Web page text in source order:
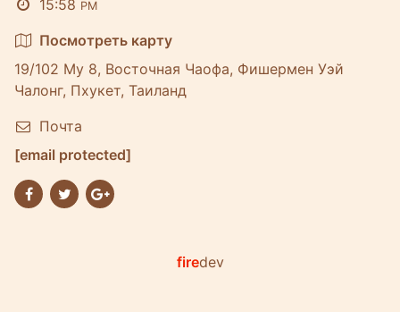
15:58 PM
Посмотреть карту
19/102 Му 8, Восточная Чаофа, Фишермен Уэй
Чалонг, Пхукет, Таиланд
Почта
[email protected]
firedev